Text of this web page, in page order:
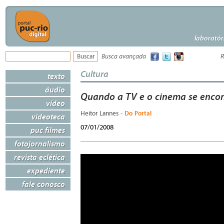
Busca avançada
texto
áudio
vídeo
videoteca
puc filmes
fotojornalismo
revista eclética
expediente
fale conosco
Cultura
Quando a TV e o cinema se
Heitor Lannes - Do Portal
07/01/2008